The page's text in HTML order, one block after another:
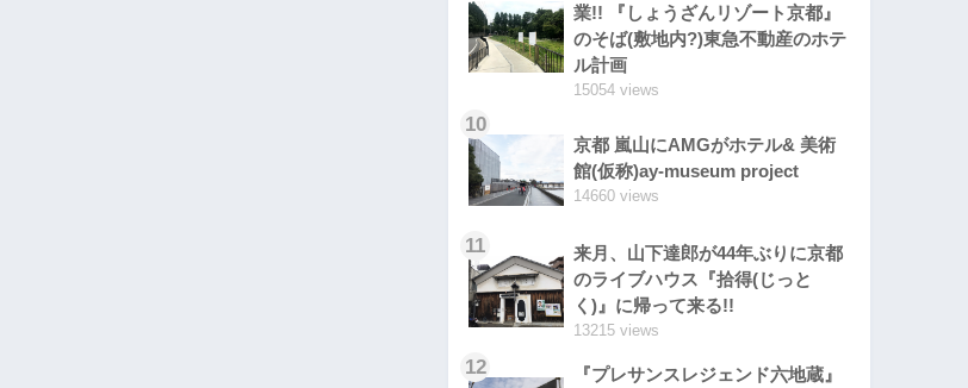
業!! 『しょうざんリゾート京都』
のそば(敷地内?)東急不動産のホテ
ル計画
15054 views
10
京都 嵐山にAMGがホテル& 美術
館(仮称)ay-museum project
14660 views
11
来月、山下達郎が44年ぶりに京都
のライブハウス『拾得(じっと
く)』に帰って来る!!
13215 views
12
『プレサンスレジェンド六地蔵』